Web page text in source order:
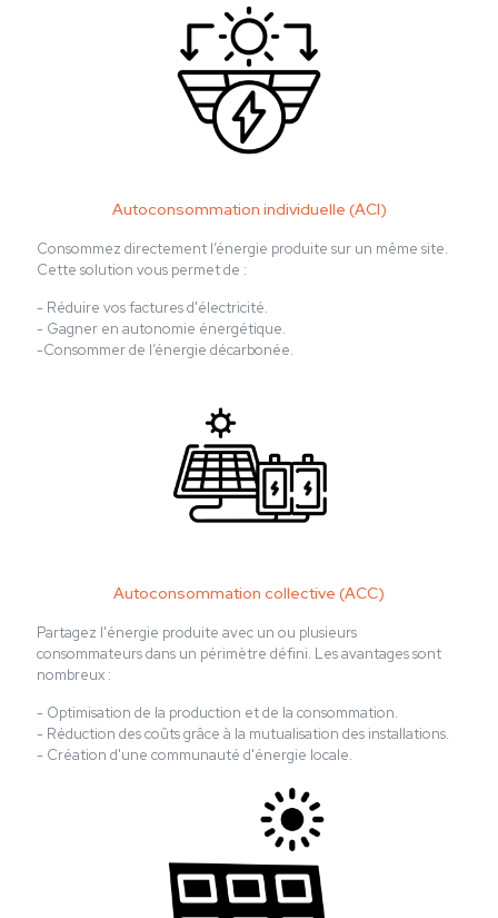
Autoconsommation individuelle (ACI)
Consommez directement l’énergie produite sur un même site.
Cette solution vous permet de :
- Réduire vos factures d'électricité.
- Gagner en autonomie énergétique.
-Consommer de l’énergie décarbonée.
Autoconsommation collective (ACC)
Partagez l'énergie produite avec un ou plusieurs
consommateurs dans un périmètre défini. Les avantages sont
nombreux :
- Optimisation de la production et de la consommation.
- Réduction des coûts grâce à la mutualisation des installations.
- Création d'une communauté d'énergie locale.